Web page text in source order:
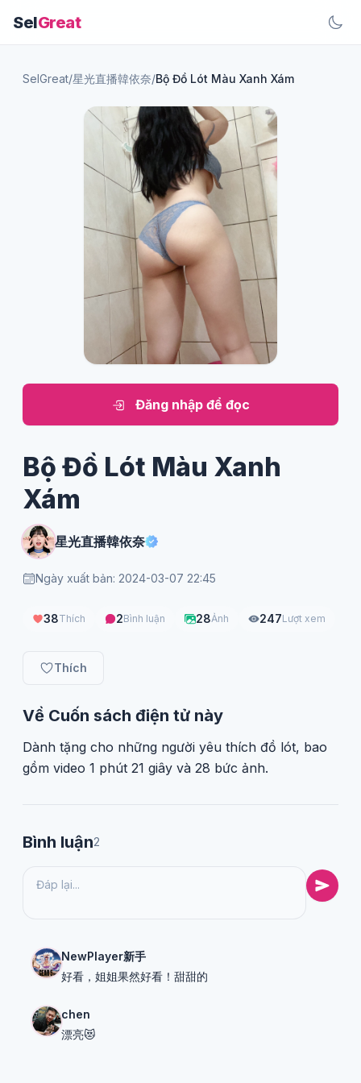
SelGreat
SelGreat/星光直播韓依奈/Bộ Đồ Lót Màu Xanh Xám
Đăng nhập để đọc
Bộ Đồ Lót Màu Xanh
Xám
星光直播韓依奈
Ngày xuất bản: 2024-03-07 22:45
38Thích 2Bình luận 28Ảnh 247Lượt xem
Thích
Về Cuốn sách điện tử này
Dành tặng cho những người yêu thích đồ lót, bao
gồm video 1 phút 21 giây và 28 bức ảnh.
Bình luận2
NewPlayer新手
好看，姐姐果然好看！甜甜的
chen
漂亮😻